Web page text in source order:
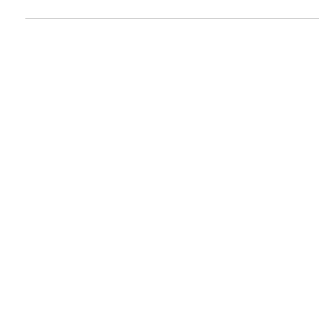
16분 전 >[속보]원·달러 환율, 0.7원 내린 1423.8원 마감